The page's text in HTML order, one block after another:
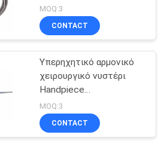
31
Laparoscopic
MOQ:3
CONTACT
Υπερηχητικό αρμονικό
χειρουργικό νυστέρι
Handpiece
Electrosurgical
MOQ:3
CONTACT